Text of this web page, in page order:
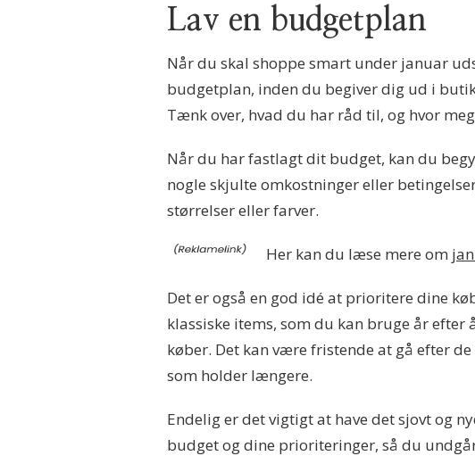
Lav en budgetplan
Når du skal shoppe smart under januar
budgetplan, inden du begiver dig ud i
Tænk over, hvad du har råd til, og hvor
Når du har fastlagt dit budget, kan du
nogle skjulte omkostninger eller
størrelser eller farver.
Her kan du læse mere om
Det er også en god idé at prioritere dine
klassiske items, som du kan bruge år
køber. Det kan være fristende at gå efter
som holder længere.
Endelig er det vigtigt at have det sjovt og
budget og dine prioriteringer, så du